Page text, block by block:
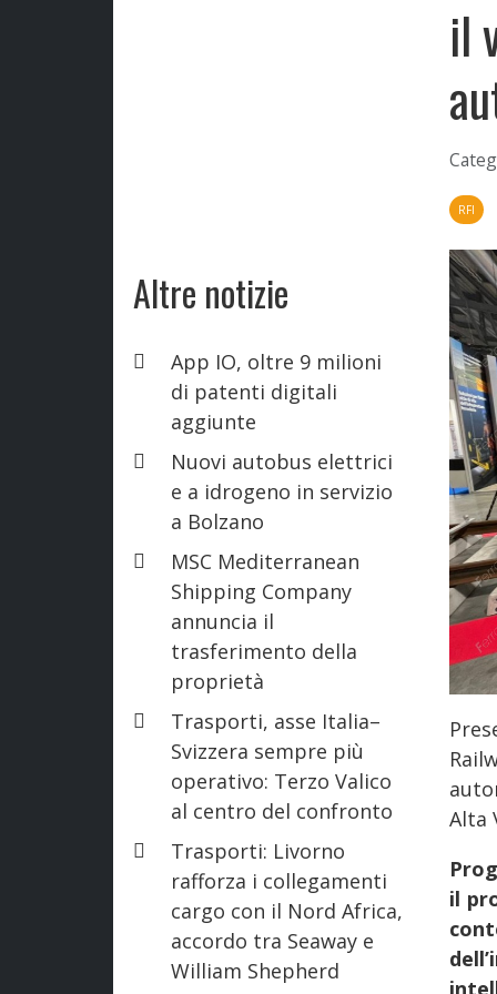
Altre notizie
App IO, oltre 9 milioni
di patenti digitali
aggiunte
Nuovi autobus elettrici
e a idrogeno in servizio
a Bolzano
MSC Mediterranean
Shipping Company
annuncia il
trasferimento della
proprietà
Trasporti, asse Italia–
Svizzera sempre più
operativo: Terzo Valico
al centro del confronto
Trasporti: Livorno
rafforza i collegamenti
cargo con il Nord Africa,
accordo tra Seaway e
William Shepherd
il
RFI
Alta
il